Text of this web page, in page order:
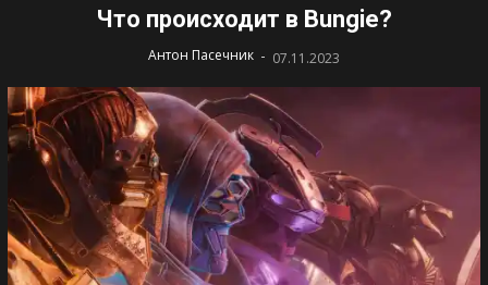
Что происходит в Bungie?
Антон Пасечник - 07.11.2023